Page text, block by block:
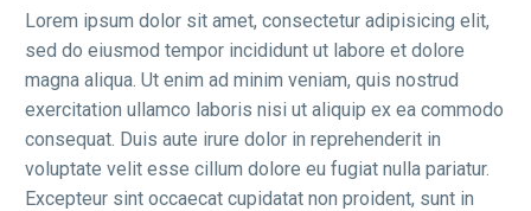
Lorem ipsum dolor sit amet, consectetur adipisicing elit,
sed do eiusmod tempor incididunt ut labore et dolore
magna aliqua. Ut enim ad minim veniam, quis nostrud
exercitation ullamco laboris nisi ut aliquip ex ea commodo
consequat. Duis aute irure dolor in reprehenderit in
voluptate velit esse cillum dolore eu fugiat nulla pariatur.
Excepteur sint occaecat cupidatat non proident, sunt in